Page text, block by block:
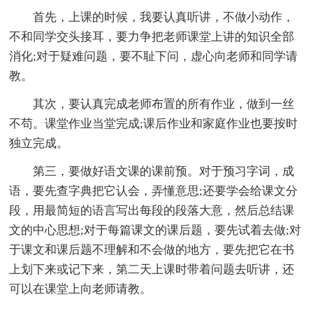
首先，上课的时候，我要认真听讲，不做小动作，
不和同学交头接耳，要力争把老师课堂上讲的知识全部
消化;对于疑难问题，要不耻下问，虚心向老师和同学请
教。
其次，要认真完成老师布置的所有作业，做到一丝
不苟。课堂作业当堂完成;课后作业和家庭作业也要按时
独立完成。
第三，要做好语文课的课前预。对于预习字词，成
语，要先查字典把它认会，弄懂意思;还要学会给课文分
段，用最简短的语言写出每段的段落大意，然后总结课
文的中心思想;对于每篇课文的课后题，要先试着去做;对
于课文和课后题不理解和不会做的地方，要先把它在书
上划下来或记下来，第二天上课时带着问题去听讲，还
可以在课堂上向老师请教。